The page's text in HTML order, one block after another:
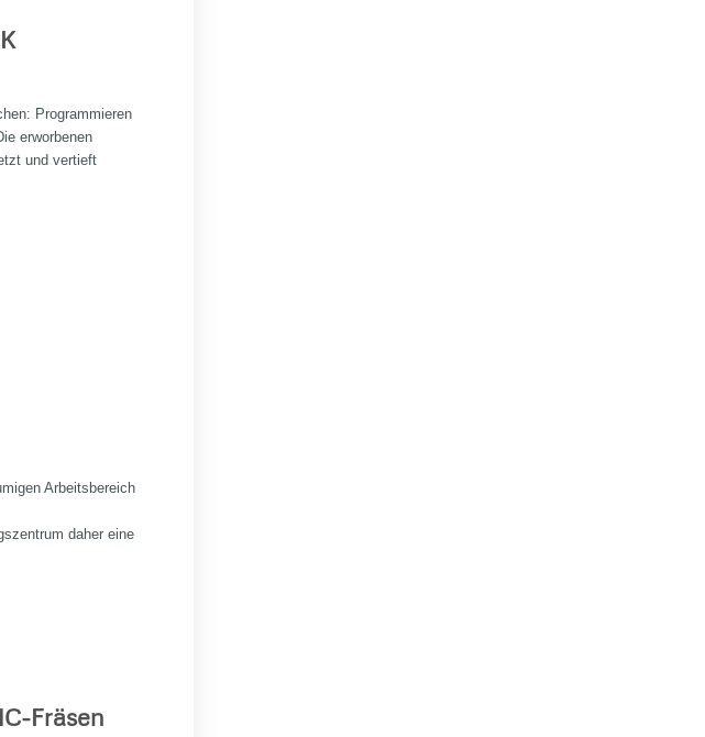
Programmieren
erworbenen
und vertieft
Arbeitsbereich
daher eine
Fräsen